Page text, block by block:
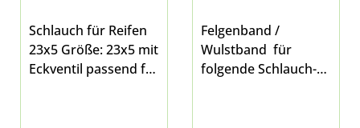
Schlauch für Reifen
23x5 Größe: 23x5 mit
Eckventil passend für
Felgenband /
Wulstband für
folgende Schlauch-